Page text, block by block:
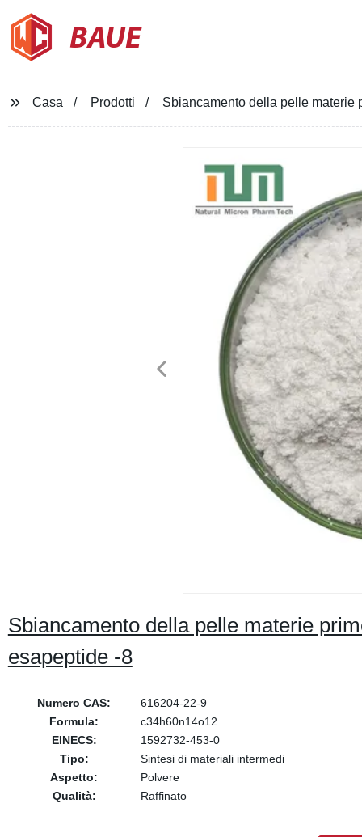
BAUE
Casa Prodotti Sbiancamento della pelle materie
Sbiancamento della pelle materie
esapeptide -8
Numero CAS:
616204-22-9
Formula:
c34h60n14o12
EINECS:
1592732-453-0
Tipo:
Sintesi di materiali intermedi
Aspetto:
Polvere
Qualità:
Raffinato